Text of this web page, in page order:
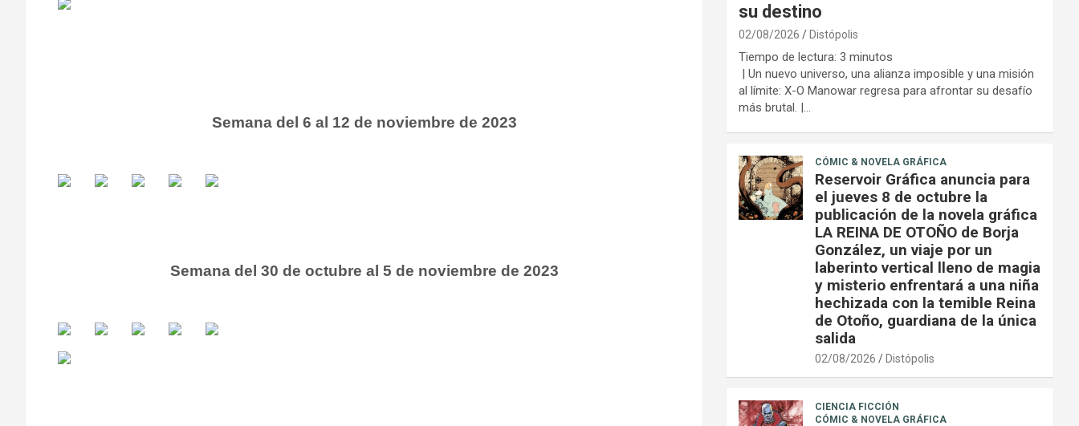
Semana del 6 al 12 de noviembre de 2023
Semana del 30 de octubre al 5 de noviembre de 2023
su destino
02/08/2026 Distópolis
Tiempo de lectura: 3 minutos
| Un nuevo universo, una alianza imposible y una misión
al límite: X-O Manowar regresa para afrontar su desafío
más brutal. |…
CÓMIC & NOVELA GRÁFICA
Reservoir Gráfica anuncia para
el jueves 8 de octubre la
publicación de la novela gráfica
LA REINA DE OTOÑO de Borja
González, un viaje por un
laberinto vertical lleno de magia
y misterio enfrentará a una niña
hechizada con la temible Reina
de Otoño, guardiana de la única
salida
02/08/2026 Distópolis
CIENCIA FICCIÓN
CÓMIC & NOVELA GRÁFICA